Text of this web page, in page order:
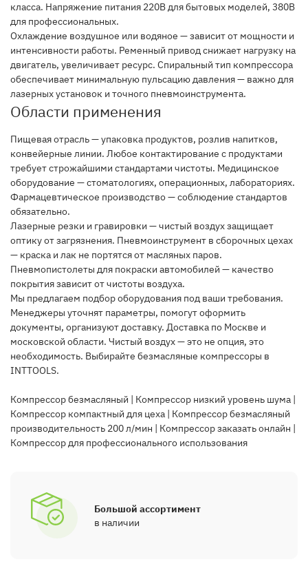
класса. Напряжение питания 220В для бытовых моделей, 380В
для профессиональных.
Охлаждение воздушное или водяное — зависит от мощности и
интенсивности работы. Ременный привод снижает нагрузку на
двигатель, увеличивает ресурс. Спиральный тип компрессора
обеспечивает минимальную пульсацию давления — важно для
лазерных установок и точного пневмоинструмента.
Области применения
Пищевая отрасль — упаковка продуктов, розлив напитков,
конвейерные линии. Любое контактирование с продуктами
требует строжайшими стандартами чистоты. Медицинское
оборудование — стоматологиях, операционных, лабораториях.
Фармацевтическое производство — соблюдение стандартов
обязательно.
Лазерные резки и гравировки — чистый воздух защищает
оптику от загрязнения. Пневмоинструмент в сборочных цехах
— краска и лак не портятся от масляных паров.
Пневмопистолеты для покраски автомобилей — качество
покрытия зависит от чистоты воздуха.
Мы предлагаем подбор оборудования под ваши требования.
Менеджеры уточнят параметры, помогут оформить
документы, организуют доставку. Доставка по Москве и
московской области. Чистый воздух — это не опция, это
необходимость. Выбирайте безмасляные компрессоры в
INTTOOLS.
Компрессор безмасляный | Компрессор низкий уровень шума |
Компрессор компактный для цеха | Компрессор безмасляный
производительность 200 л/мин | Компрессор заказать онлайн |
Компрессор для профессионального использования
Большой ассортимент
в наличии